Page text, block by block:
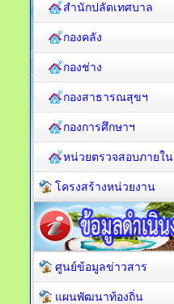
สำนักปลัดเทศบาล
กองคลัง
กองช่าง
กองสาธารณสุขฯ
กองการศึกษาฯ
หน่วยตรวจสอบภายใน
โครงสร้างหน่วยงาน
ศูนย์ข้อมูลข่าวสาร
แผนพัฒนาท้องถิ่น